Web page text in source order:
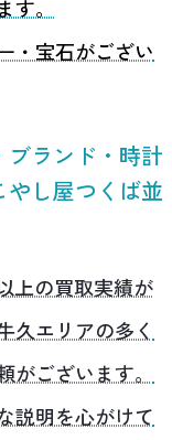
。
・宝石がござい
ランド・時計
し屋つくば並
上の買取実績が
久エリアの多く
ございます。
説明を心がけて